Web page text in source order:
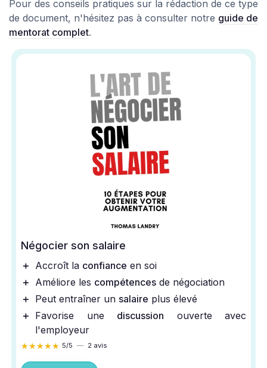
Pour des conseils pratiques sur la rédaction de ce type
de document, n'hésitez pas à consulter notre guide de
mentorat complet.
Négocier son salaire
＋ Accroît la confiance en soi
＋ Améliore les compétences de négociation
＋ Peut entraîner un salaire plus élevé
＋ Favorise une discussion ouverte avec
l'employeur
★★★★★
★★★★★ 5/5 — 2 avis